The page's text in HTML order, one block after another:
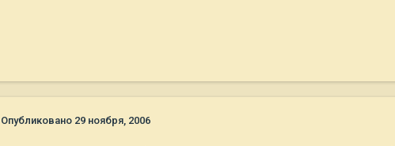
Опубликовано 29 ноября, 2006